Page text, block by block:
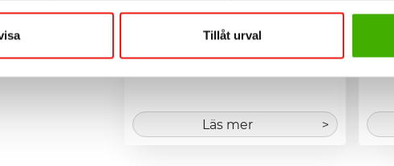
Tillåt urval
25sek
Läs mer >
25